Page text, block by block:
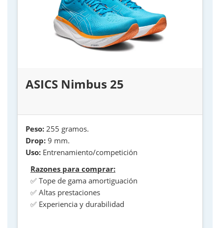
ASICS Nimbus 25
Peso: 255 gramos.
Drop: 9 mm.
Uso: Entrenamiento/competición
Razones para comprar:
✅ Tope de gama amortiguación
✅ Altas prestaciones
✅ Experiencia y durabilidad